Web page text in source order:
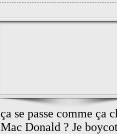
ça se passe comme ça
Mac Donald ? Je